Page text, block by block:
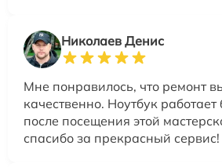
Николаев Денис
Мне понравилось, что ремонт
качественно. Ноутбук
после посещения этой
спасибо за прекрасный сервис!